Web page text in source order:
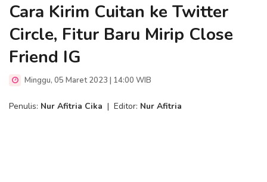
Cara Kirim Cuitan ke Twitter
Circle, Fitur Baru Mirip Close
Friend IG
Minggu, 05 Maret 2023 | 14:00 WIB
Penulis: Nur Afitria Cika | Editor: Nur Afitria